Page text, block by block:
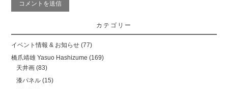
カテゴリー
イベント情報 & お知らせ (77)
橋爪靖雄 Yasuo Hashizume (169)
天井画 (83)
漆パネル (15)